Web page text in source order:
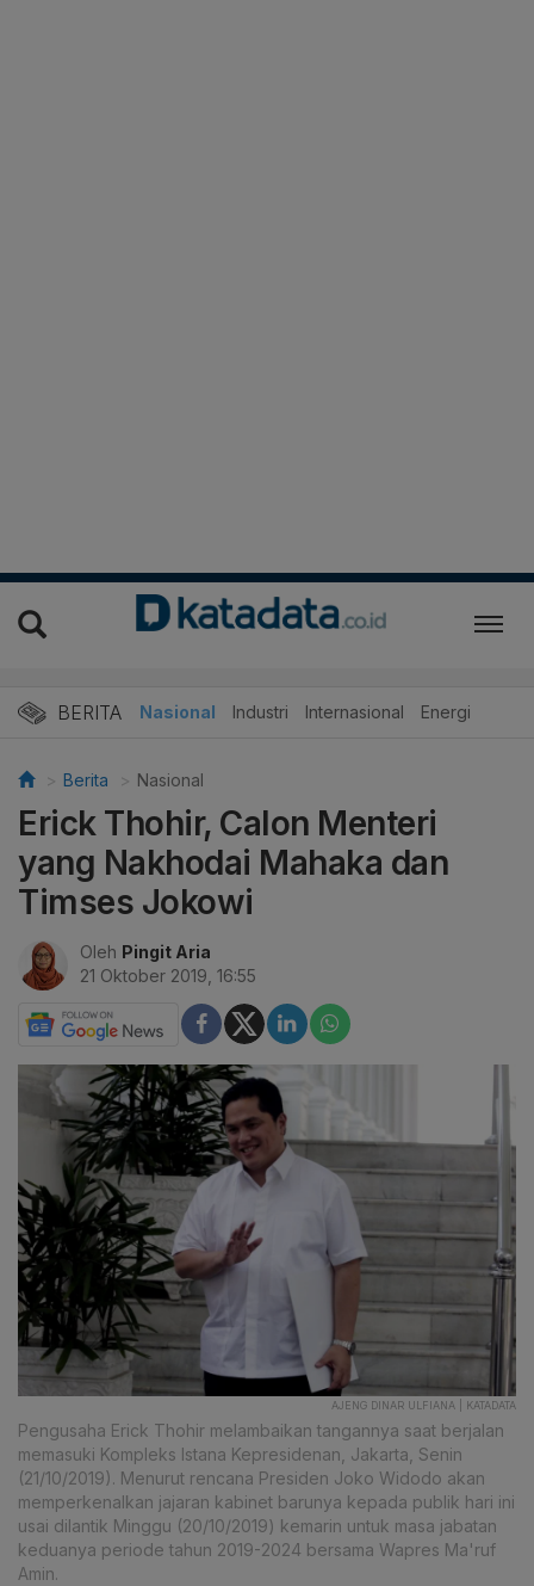
BERITA Nasional Industri Internasional Energi
Berita Nasional
Erick Thohir, Calon Menteri
yang Nakhodai Mahaka dan
Timses Jokowi
Oleh Pingit Aria
21 Oktober 2019, 16:55
AJENG DINAR ULFIANA | KATADATA
Pengusaha Erick Thohir melambaikan tangannya saat berjalan
memasuki Kompleks Istana Kepresidenan, Jakarta, Senin
(21/10/2019). Menurut rencana Presiden Joko Widodo akan
memperkenalkan jajaran kabinet barunya kepada publik hari ini
usai dilantik Minggu (20/10/2019) kemarin untuk masa jabatan
keduanya periode tahun 2019-2024 bersama Wapres Ma'ruf
Amin.